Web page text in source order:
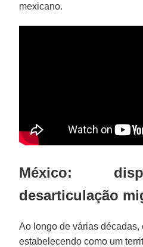
mexicano.
México:
desarticulação
Ao longo de várias décadas,
estabelecendo como um